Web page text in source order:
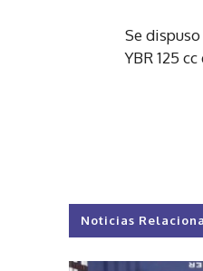
Se
YBR 125
Noticias